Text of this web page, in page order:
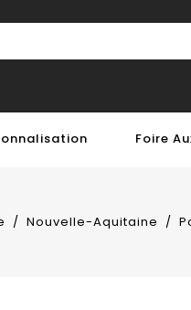
Foire
Nouvelle-Aquitaine